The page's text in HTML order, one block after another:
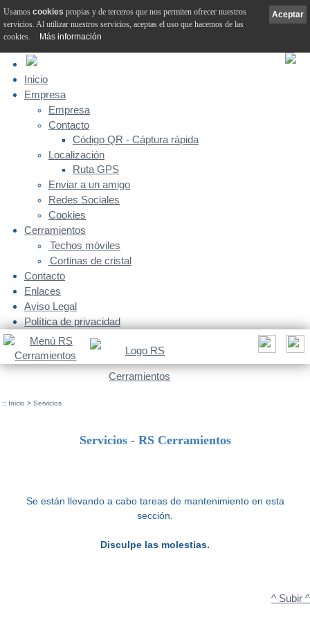
Inicio
Empresa
Empresa
Contacto
Código QR - Cáptura rápida
Localización
Ruta GPS
Enviar a un amigo
Redes Sociales
Cookies
Cerramientos
Techos móviles
Cortinas de cristal
Contacto
Enlaces
Aviso Legal
Política de privacidad
:: Inicio > Servicios
Servicios - RS Cerramientos
Se están llevando a cabo tareas de mantenimiento en esta
sección.
Disculpe las molestias.
^ Subir ^
Aceptar
Usamos cookies propias y de terceros que nos permiten ofrecer nuestros
servicios. Al utilizar nuestros servicios, aceptas el uso que hacemos de las
cookies.
Más información